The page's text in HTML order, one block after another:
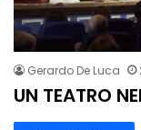
Gerardo De Luca
UN TEATRO